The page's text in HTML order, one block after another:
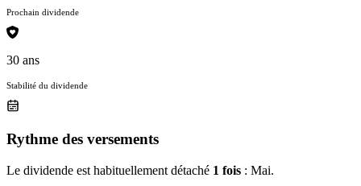
Prochain dividende
30 ans
Stabilité du dividende
Rythme des versements
Le dividende est habituellement détaché 1 fois : Mai.